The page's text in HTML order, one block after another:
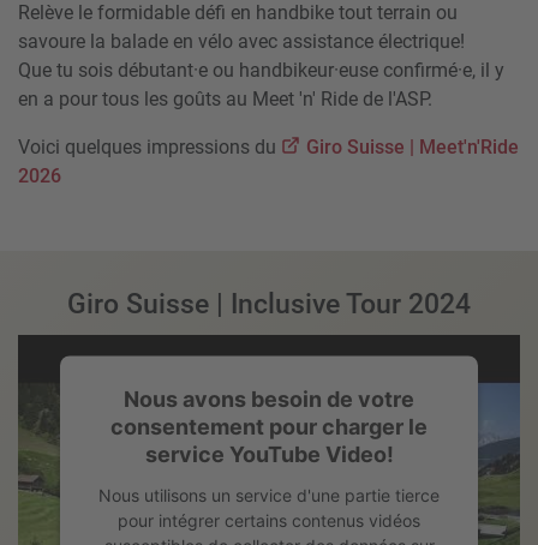
Relève le formidable défi en handbike tout terrain ou
savoure la balade en vélo avec assistance électrique!
Que tu sois débutant·e ou handbikeur·euse confirmé·e, il y
en a pour tous les goûts au Meet 'n' Ride de l'ASP.
Voici quelques impressions du
Giro Suisse | Meet'n'Ride
2026
Giro Suisse | Inclusive Tour 2024
Nous avons besoin de votre
consentement pour charger le
service YouTube Video!
Nous utilisons un service d'une partie tierce
pour intégrer certains contenus vidéos